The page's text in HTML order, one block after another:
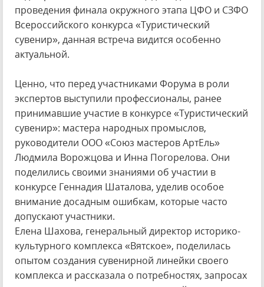
проведения финала окружного этапа ЦФО и СЗФО
Всероссийского конкурса «Туристический
сувенир», данная встреча видится особенно
актуальной.
Ценно, что перед участниками Форума в роли
экспертов выступили профессионалы, ранее
принимавшие участие в конкурсе «Туристический
сувенир»: мастера народных промыслов,
руководители ООО «Союз мастеров АртЕль»
Людмила Ворожцова и Инна Погорелова. Они
поделились своими знаниями об участии в
конкурсе Геннадия Шаталова, уделив особое
внимание досадным ошибкам, которые часто
допускают участники.
Елена Шахова, генеральный директор историко-
культурного комплекса «Вятское», поделилась
опытом создания сувенирной линейки своего
комплекса и рассказала о потребностях, запросах